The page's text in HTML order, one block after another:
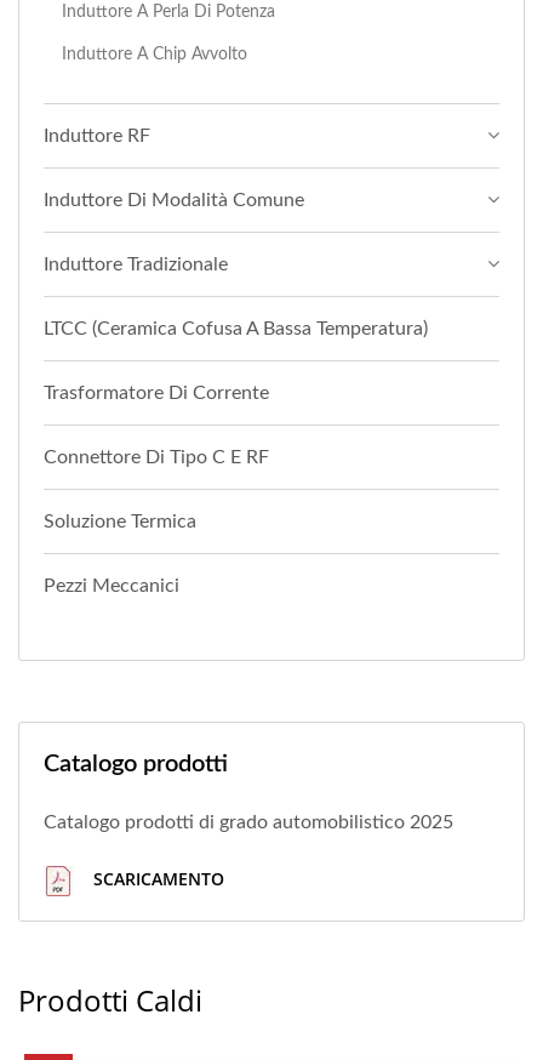
Induttore A Perla Di Potenza
Induttore A Chip Avvolto
Induttore RF
Induttore Di Modalità Comune
Induttore Tradizionale
LTCC (Ceramica Cofusa A Bassa Temperatura)
Trasformatore Di Corrente
Connettore Di Tipo C E RF
Soluzione Termica
Pezzi Meccanici
Catalogo prodotti
Catalogo prodotti di grado automobilistico 2025
SCARICAMENTO
Prodotti Caldi